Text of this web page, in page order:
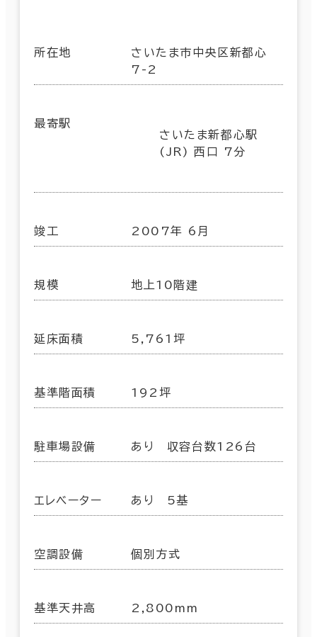
所在地
さいたま市中央区新都心
7-2
最寄駅
さいたま新都心駅
(JR) 西口 7分
竣工 2007年 6月
規模 地上10階建
延床面積 5,761坪
基準階面積 192坪
駐車場設備 あり 収容台数126台
エレベーター あり 5基
空調設備 個別方式
基準天井高 2,800mm